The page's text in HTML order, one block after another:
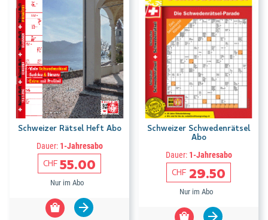
Schweizer Rätsel Heft Abo
Dauer:1-Jahresabo
CHF 55.00
Nur im Abo
Schweizer Schwedenrätsel
Abo
Dauer:1-Jahresabo
CHF 29.50
Nur im Abo